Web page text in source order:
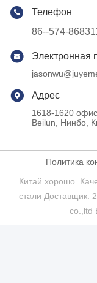
Телефон
86--574-
Электронная
Адрес
1618-1620
Beilun, Нинбо,
Политика
Китай хорошо.
стали Доставщик.
co.,ltd